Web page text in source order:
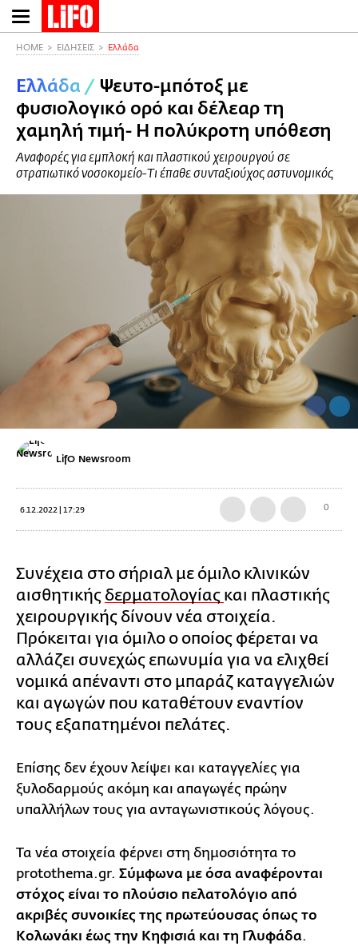
Παράκαμψη
προς
περιεχόμενο
HOME ΕΙΔΗΣΕΙΣ Ελλάδα
Ελλάδα / Ψευτο-μπότοξ με
φυσιολογικό ορό και δέλεαρ τη
χαμηλή τιμή- Η πολύκροτη υπόθεση
Αναφορές για εμπλοκή και πλαστικού χειρουργού σε
στρατιωτικό νοσοκομείο-Tι έπαθε συνταξιούχος αστυνομικός
LifO Newsroom
6.12.2022 | 17:29 0
Συνέχεια στο σήριαλ με όμιλο κλινικών
αισθητικής δερματολογίας και πλαστικής
χειρουργικής δίνουν νέα στοιχεία.
Πρόκειται για όμιλο ο οποίος φέρεται να
αλλάζει συνεχώς επωνυμία για να ελιχθεί
νομικά απέναντι στο μπαράζ καταγγελιών
και αγωγών που καταθέτουν εναντίον
τους εξαπατημένοι πελάτες.
Επίσης δεν έχουν λείψει και καταγγελίες για
ξυλοδαρμούς ακόμη και απαγωγές πρώην
υπαλλήλων τους για ανταγωνιστικούς λόγους.
Τα νέα στοιχεία φέρνει στη δημοσιότητα το
protothema.gr. Σύμφωνα με όσα αναφέρονται
στόχος είναι το πλούσιο πελατολόγιο από
ακριβές συνοικίες της πρωτεύουσας όπως το
Κολωνάκι έως την Κηφισιά και τη Γλυφάδα.